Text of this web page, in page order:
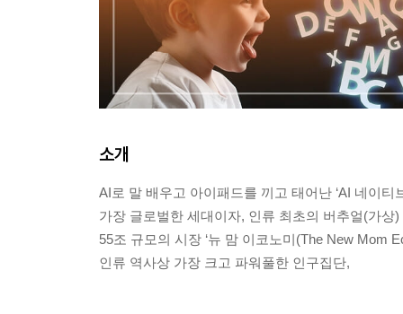
소개
AI로 말 배우고 아이패드를 끼고 태어난 ‘AI 네이티
가장 글로벌한 세대이자, 인류 최초의 버추얼(가상)
55조 규모의 시장 ‘뉴 맘 이코노미(The New Mom
인류 역사상 가장 크고 파워풀한 인구집단,